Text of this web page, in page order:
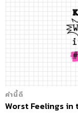
คำนี้ดี
Worst Feelings